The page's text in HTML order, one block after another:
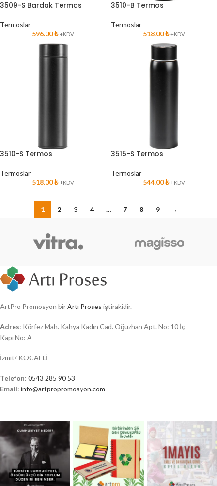
3509-S Bardak Termos
Termoslar
596.00₺ +KDV
3510-B Termos
Termoslar
518.00₺ +KDV
3510-S Termos
Termoslar
518.00₺ +KDV
3515-S Termos
Termoslar
544.00₺ +KDV
1 2 3 4 … 7 8 9 →
ArtPro Promosyon birArtı Proses iştirakidir.
Adres: Körfez Mah. Kahya Kadın Cad. Oğuzhan Apt. No: 10 İç
Kapı No: A
İzmit/ KOCAELİ
Telefon: 0543 285 90 53
Email: info@artpropromosyon.com